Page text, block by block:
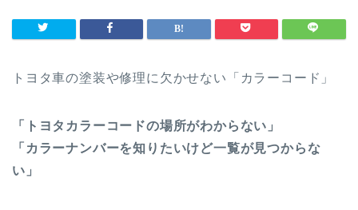
トヨタ車の塗装や修理に欠かせない「カラーコード」
「トヨタカラーコードの場所がわからない」
「カラーナンバーを知りたいけど一覧が見つからな
い」